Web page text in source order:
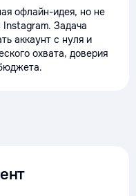
офлайн-идея, но не
Instagram. Задача
аккаунт с нуля и
охвата, доверия